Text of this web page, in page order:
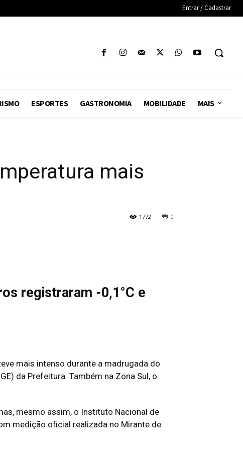
Entrar / Cadastrar
ESPORTES GASTRONOMIA MOBILIDADE MAIS
mais
0
1772
registraram -0,1°C e
mais intenso durante a madrugada do
da Prefeitura. Também na Zona Sul, o
mesmo assim, o Instituto Nacional de
medição oficial realizada no Mirante de